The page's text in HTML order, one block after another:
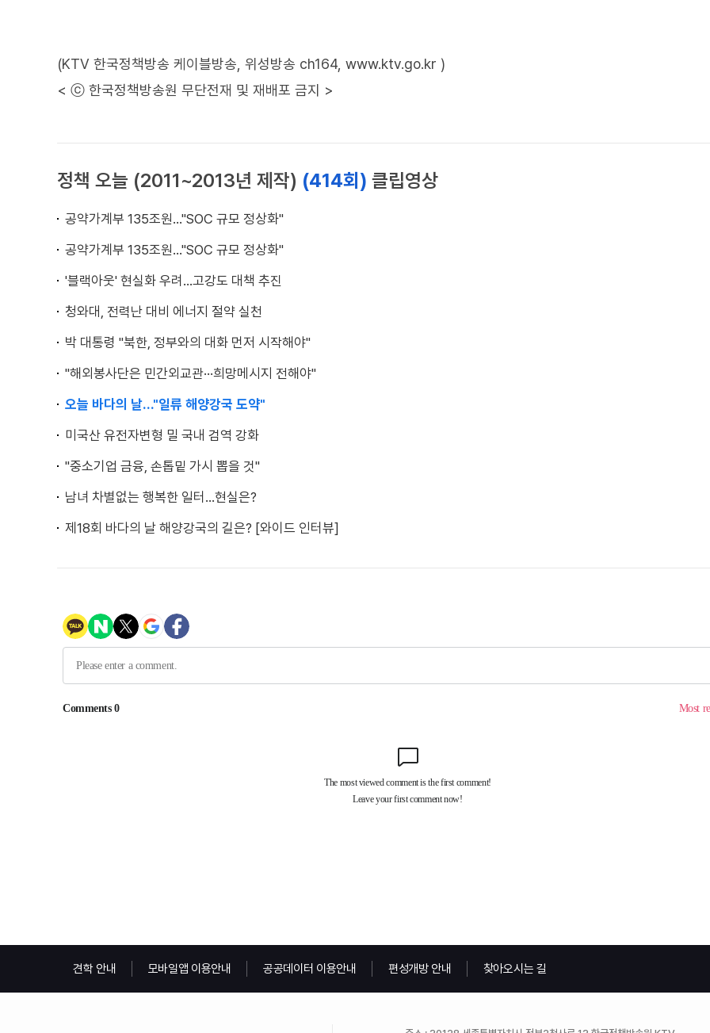
(KTV 한국정책방송 케이블방송, 위성방송 ch164, www.ktv.go.kr )
< ⓒ 한국정책방송원 무단전재 및 재배포 금지 >
정책 오늘 (2011~2013년 제작) (414회) 클립영상
공약가계부 135조원…"SOC 규모 정상화"
공약가계부 135조원…"SOC 규모 정상화"
'블랙아웃' 현실화 우려…고강도 대책 추진
청와대, 전력난 대비 에너지 절약 실천
박 대통령 "북한, 정부와의 대화 먼저 시작해야"
"해외봉사단은 민간외교관···희망메시지 전해야"
오늘 바다의 날…"일류 해양강국 도약"
미국산 유전자변형 밀 국내 검역 강화
"중소기업 금융, 손톱밑 가시 뽑을 것"
남녀 차별없는 행복한 일터…현실은?
제18회 바다의 날 해양강국의 길은? [와이드 인터뷰]
견학 안내 모바일앱 이용안내 공공데이터 이용안내 편성개방 안내 찾아오시는 길